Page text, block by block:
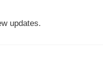
updates.